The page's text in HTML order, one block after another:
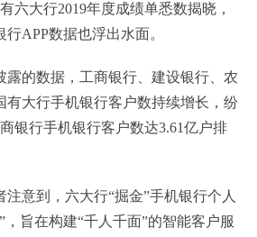
六大行2019年度成绩单悉数揭晓，
APP数据也浮出水面。
露的数据，工商银行、建设银行、农
有大行手机银行客户数持续增长，纷
银行手机银行客户数达3.61亿户排
注意到，六大行“掘金”手机银行个人
，旨在构建“千人千面”的智能客户服